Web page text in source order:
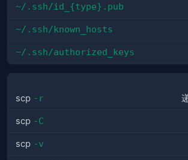
~/.ssh/id_{type}.pub
~/.ssh/known_hosts
~/.ssh/authorized_keys
scp -r
scp -C
scp -v